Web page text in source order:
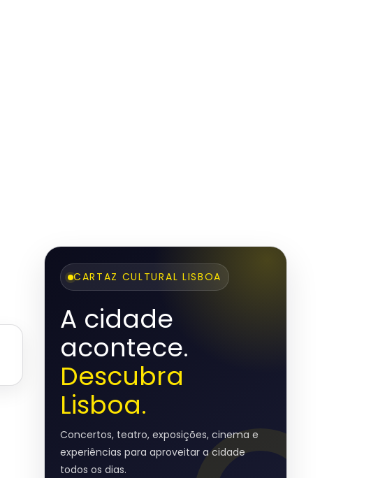
CARTAZ CULTURAL LISBOA
A cidade
acontece.
Descubra
Lisboa.
Concertos, teatro, exposições, cinema e
experiências para aproveitar a cidade
todos os dias.